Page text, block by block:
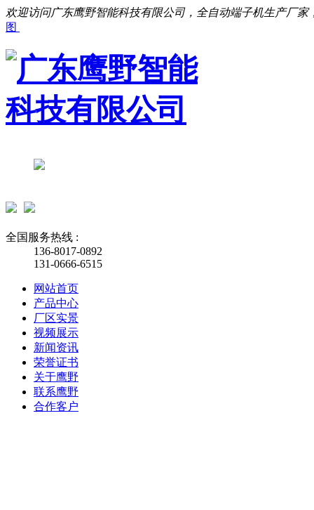
欢迎访问广东鹰野智能科技有限公司，全自动端子机生产厂家
图
全国服务热线 :
136-8017-0892
131-0666-6515
网站首页
产品中心
厂区实景
视频展示
新闻资讯
荣誉证书
关于鹰野
联系鹰野
合作客户